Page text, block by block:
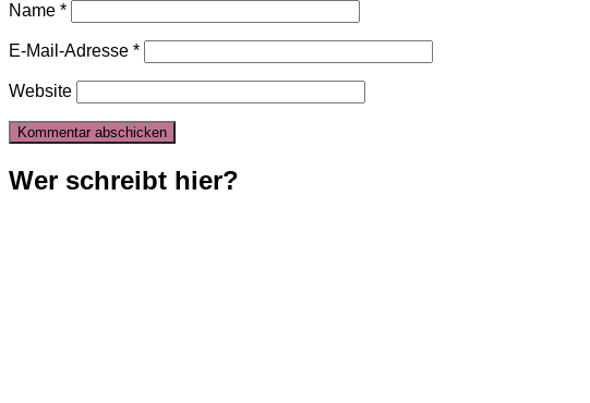
Name *
E-Mail-Adresse *
Website
Wer schreibt hier?